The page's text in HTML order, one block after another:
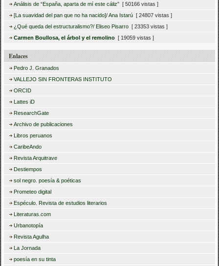
Análisis de “España, aparta de mí este cáliz” [ 50166 vistas ]
[La suavidad del pan que no ha nacido]/ Ana Istarú [ 24807 vistas ]
¿Qué queda del estructuralismo?/ Eliseo Pisarro [ 23353 vistas ]
Carmen Boullosa, el árbol y el remolino [ 19059 vistas ]
Enlaces
Pedro J. Granados
VALLEJO SIN FRONTERAS INSTITUTO
ORCID
Lattes iD
ResearchGate
Archivo de publicaciones
Libros peruanos
CaribeAndo
Revista Arquitrave
Destiempos
sol negro. poesía & poéticas
Prometeo digital
Espéculo. Revista de estudios literarios
Literaturas.com
Urbanotopía
Revista Agulha
La Jornada
poesía en su tinta